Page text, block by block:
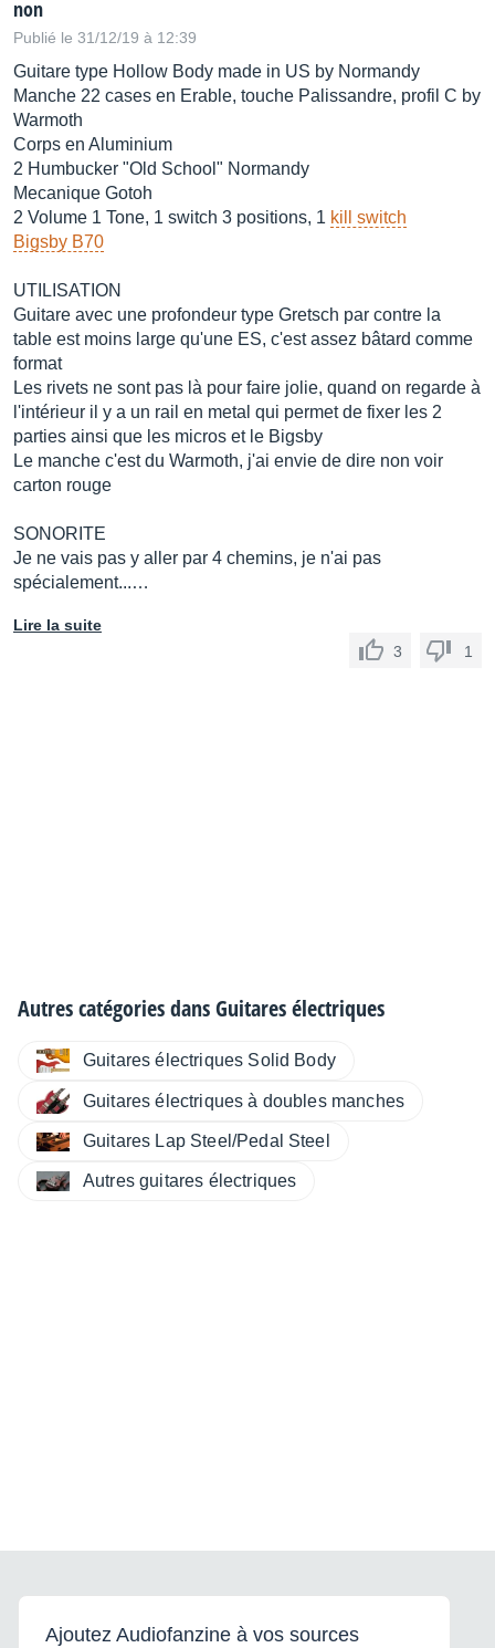
non
Publié le 31/12/19 à 12:39
Guitare type Hollow Body made in US by Normandy
Manche 22 cases en Erable, touche Palissandre, profil C by
Warmoth
Corps en Aluminium
2 Humbucker "Old School" Normandy
Mecanique Gotoh
2 Volume 1 Tone, 1 switch 3 positions, 1 kill switch
Bigsby B70
UTILISATION
Guitare avec une profondeur type Gretsch par contre la
table est moins large qu'une ES, c'est assez bâtard comme
format
Les rivets ne sont pas là pour faire jolie, quand on regarde à
l'intérieur il y a un rail en metal qui permet de fixer les 2
parties ainsi que les micros et le Bigsby
Le manche c'est du Warmoth, j'ai envie de dire non voir
carton rouge
SONORITE
Je ne vais pas y aller par 4 chemins, je n'ai pas
spécialement...…
Lire la suite
3
1
Autres catégories dansGuitares électriques
Guitares électriques Solid Body
Guitares électriques à doubles manches
Guitares Lap Steel/Pedal Steel
Autres guitares électriques
Ajoutez Audiofanzine à vos sources